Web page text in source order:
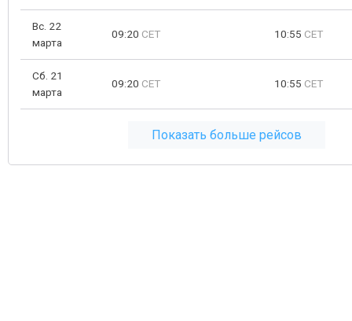
Вс. 22
марта
09:20 CET 10:55 CET
Сб. 21
марта
09:20 CET 10:55 CET
Показать больше рейсов